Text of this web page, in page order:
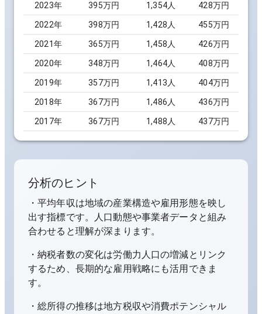
2023年 395万円 1,354人 428万円
2022年 398万円 1,428 人 455万円
2021年 365万円 1,458 人 426万円
2020年 348万円 1,464人 408万円
2019年 357万円 1,413 人 404万円
2018年 367万円 1,486 人 436万円
2017年 367万円 1,488 人 437万円
分析のヒント
・平均年収は地域の産業構造や雇用形態を映し
出す指標です。人口動態や事業者データと組み
合わせると理解が深まります。
・納税者数の変化は労働力人口の増減とリンク
するため、長期的な雇用戦略にも活用できま
す。
・総所得の推移は地方税収や消費ポテンシャル